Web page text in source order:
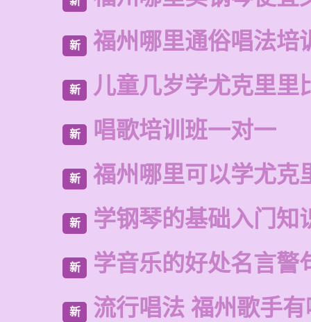
新 福州哪里通俗唱法培
新 儿童几岁学尤克里里
新 唱歌培训班一对一
新 福州哪里可以学尤克
新 学钢琴的基础入门知
新 学音乐的好处名言警
新 流行唱法 福州歌手